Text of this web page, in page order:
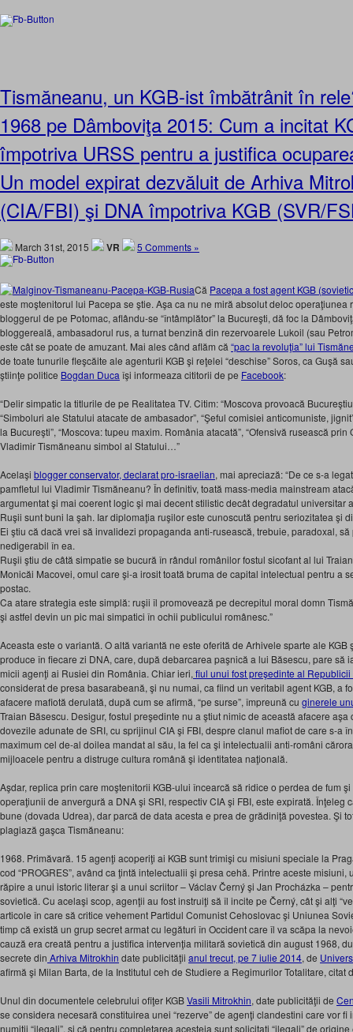
Tismăneanu, un KGB-ist îmbătrânit în
1968 pe Dâmboviţa 2015: Cum a incitat
împotriva URSS pentru a justifica
Un model expirat dezvăluit de Arhiva
(CIA/FBI) şi DNA împotriva KGB (SVR/
March 31st, 2015 VR 5 Comments »
Că Pacepa a fost agent KGB
este moştenitorul lui Pacepa se ştie. Aşa ca nu ne miră absolut deloc operaţiunea
bloggerul de pe Potomac, aflându-se “întâmplător” la Bucureşti, dă foc la
bloggereală, ambasadorul rus, a turnat benzină din rezervoarele Lukoil (sau
este cât se poate de amuzant. Mai ales când aflăm că “pac la revoluţia” lui
de toate tunurile fleşcăite ale agenturii KGB şi reţelei “deschise” Soros, ca Guşă
ştiinţe politice Bogdan Duca îşi informeaza cititorii de pe Facebook:
“Delir simpatic la titlurile de pe Realitatea TV. Citim: “Moscova provoacă
“Simboluri ale Statului atacate de ambasador”, “Şeful comisiei anticomuniste,
la Bucureşti”, “Moscova: tupeu maxim. România atacată”, “Ofensivă rusească
Vladimir Tismăneanu simbol al Statului…”
Acelaşi blogger conservator, declarat pro-israelian, mai apreciază: “De ce s-a
pamfletul lui Vladimir Tismăneanu? În definitiv, toată mass-media mainstream
argumentat şi mai coerent logic şi mai decent stilistic decât degradatul universitar
Ruşii sunt buni la şah. Iar diplomaţia ruşilor este cunoscută pentru seriozitatea şi
Ei ştiu că dacă vrei să invalidezi propaganda anti-rusească, trebuie, paradoxal,
nedigerabil în ea.
Ruşii ştiu de câtă simpatie se bucură în rândul românilor fostul sicofant al lui
Monicăi Macovei, omul care şi-a irosit toată bruma de capital intelectual pentru a
postac.
Ca atare strategia este simplă: ruşii îl promovează pe decrepitul moral domn
şi astfel devin un pic mai simpatici în ochii publicului românesc.”
Aceasta este o variantă. O altă variantă ne este oferită de Arhivele sparte ale
produce în fiecare zi DNA, care, după debarcarea paşnică a lui Băsescu, pare să
micii agenţi ai Rusiei din România. Chiar ieri, fiul unui fost preşedinte al
considerat de presa basarabeană, şi nu numai, ca fiind un veritabil agent KGB, a
afacere mafiotă derulată, după cum se afirmă, “pe surse”, împreună cu ginerele
Traian Băsescu. Desigur, fostul preşedinte nu a ştiut nimic de această afacere
dovezile adunate de SRI, cu sprijinul CIA şi FBI, despre clanul mafiot de care s-a
maximum cel de-al doilea mandat al său, la fel ca şi intelectualii anti-români
mijloacele pentru a distruge cultura română şi identitatea naţională.
Aşdar, replica prin care moştenitorii KGB-ului încearcă să ridice o perdea de fum
operaţiunii de anvergură a DNA şi SRI, respectiv CIA şi FBI, este expirată. Înţeleg
bune (dovada Udrea), dar parcă de data acesta e prea de grădiniţă povestea. Şi
plagiază gaşca Tismăneanu:
1968. Primăvară. 15 agenţi acoperiţi ai KGB sunt trimişi cu misiuni speciale la
cod “PROGRES”, având ca ţintă intelectualii şi presa cehă. Printre aceste
răpire a unui istoric literar şi a unui scriitor – Václav Černý şi Jan Procházka –
sovietică. Cu acelaşi scop, agenţii au fost instruiţi să îl incite pe Černý, cât şi alţi
articole în care să critice vehement Partidul Comunist Cehoslovac şi Uniunea
timp că există un grup secret armat cu legături în Occident care îl va scăpa la
cauză era creată pentru a justifica intervenţia militară sovietică din august 1968,
secrete din Arhiva Mitrokhin date publicităţii anul trecut, pe 7 iulie 2014, de
afirmă şi Milan Barta, de la Institutul ceh de Studiere a Regimurilor Totalitare, citat
Unul din documentele celebrului ofiţer KGBVasili Mitrokhin, date publicităţii de
se considera necesară constituirea unei “rezerve” de agenţi clandestini care vor
numiţii “ilegali”, şi că pentru completarea acesteia sunt solicitaţi “ilegali” de